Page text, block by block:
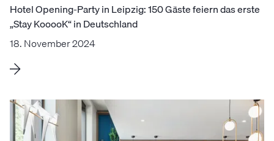
Hotel Opening-Party in Leipzig: 150 Gäste feiern das erste
„Stay KooooK“ in Deutschland
18. November 2024